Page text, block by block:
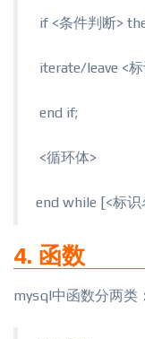
if <条件判断>
iterate/leave <
​ end if;
​ <循环体>
end while [<标识
4. 函数
mysql中函数分两类